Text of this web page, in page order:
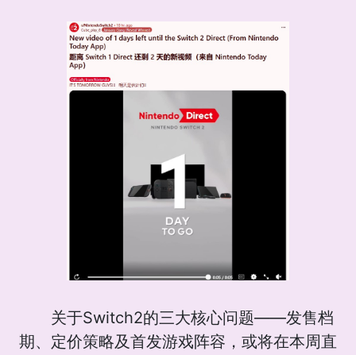
关于Switch2的三大核心问题——发售档
期、定价策略及首发游戏阵容，或将在本周直